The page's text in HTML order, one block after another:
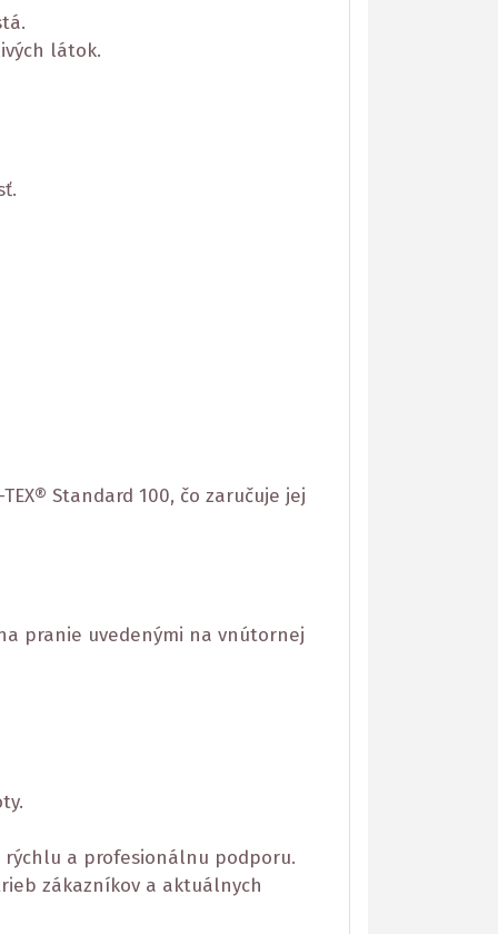
látok.
Standard 100, čo zaručuje jej
pranie uvedenými na vnútornej
a profesionálnu podporu.
zákazníkov a aktuálnych